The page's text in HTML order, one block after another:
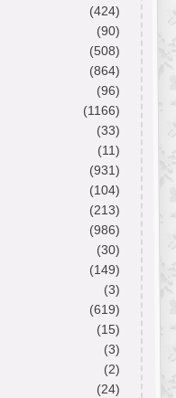
(424)
(90)
(508)
(864)
(96)
(1166)
(33)
(11)
(931)
(104)
(213)
(986)
(30)
(149)
(3)
(619)
(15)
(3)
(2)
(24)